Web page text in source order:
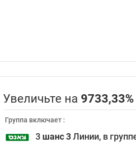
Увеличьте на 9733,33%
Группа включает :
3 шанс 3Линии, в